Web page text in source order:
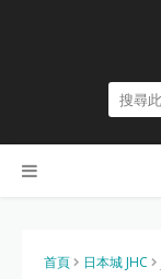
首頁 日本城 JHC